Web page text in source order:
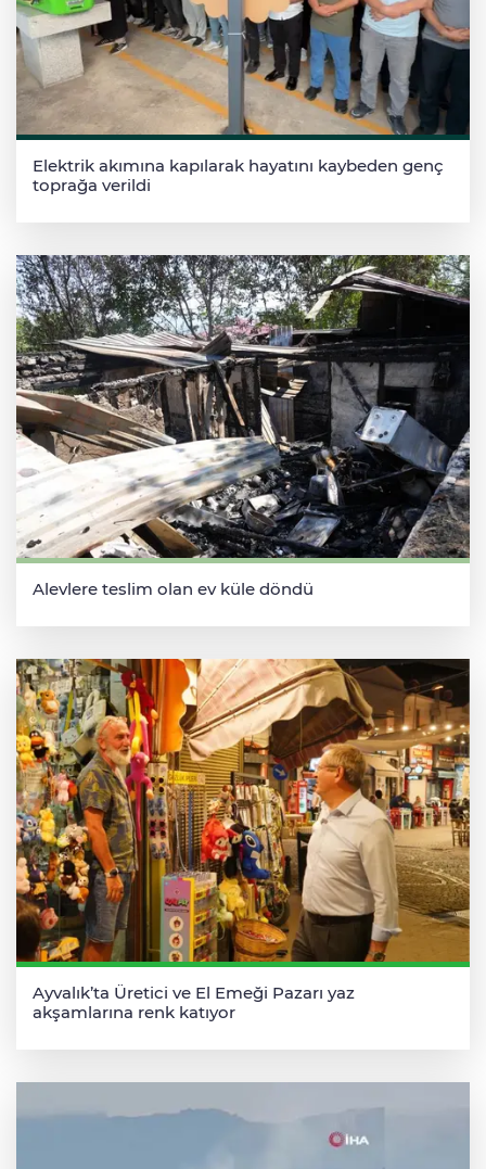
Elektrik akımına kapılarak hayatını kaybeden genç
toprağa verildi
Alevlere teslim olan ev küle döndü
Ayvalık’ta Üretici ve El Emeği Pazarı yaz
akşamlarına renk katıyor